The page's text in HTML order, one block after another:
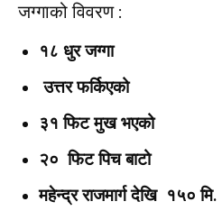
जग्गाको विवरण :
१८ धुर जग्गा
उत्तर फर्किएको
३१ फिट मुख भएको
२० फिट पिच बाटो
महेन्द्र राजमार्ग देखि १५०